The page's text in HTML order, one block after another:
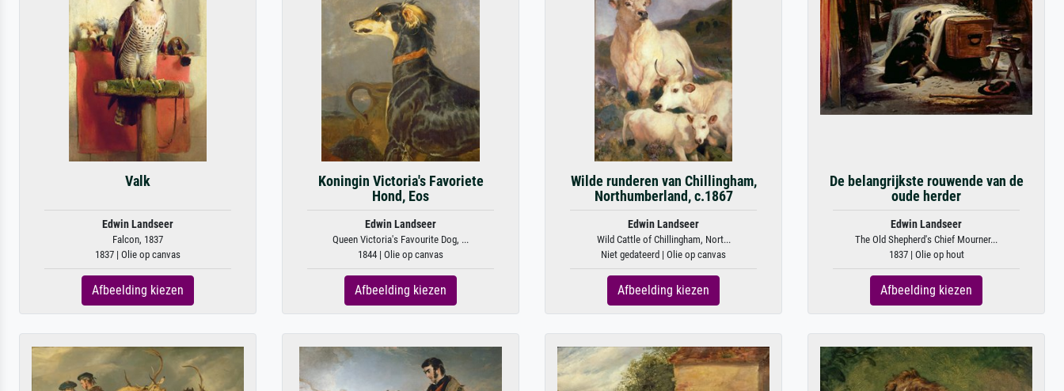
Valk
Edwin Landseer
Falcon, 1837
1837 | Olie op canvas
Afbeelding kiezen
Koningin Victoria's Favoriete
Hond, Eos
Edwin Landseer
Queen Victoria's Favourite Dog, ...
1844 | Olie op canvas
Afbeelding kiezen
Wilde runderen van Chillingham,
Northumberland, c.1867
Edwin Landseer
Wild Cattle of Chillingham, Nort...
Niet gedateerd | Olie op canvas
Afbeelding kiezen
De belangrijkste rouwende van de
oude herder
Edwin Landseer
The Old Shepherd's Chief Mourner...
1837 | Olie op hout
Afbeelding kiezen